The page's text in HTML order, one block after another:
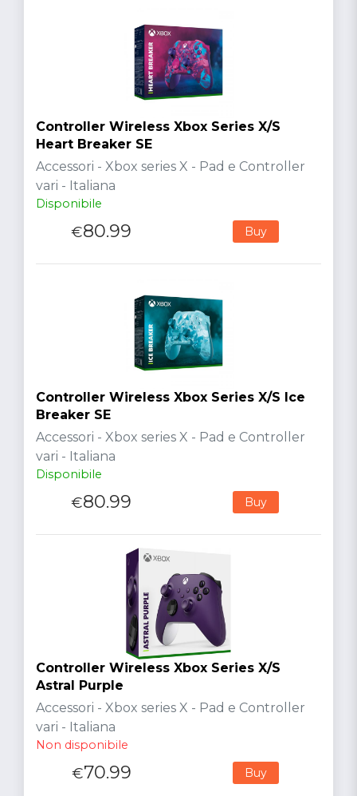
Controller Wireless Xbox Series X/S
Heart Breaker SE
Accessori - Xbox series X - Pad e Controller
vari - Italiana
Disponibile
€80.99 Buy
Controller Wireless Xbox Series X/S Ice
Breaker SE
Accessori - Xbox series X - Pad e Controller
vari - Italiana
Disponibile
€80.99 Buy
Controller Wireless Xbox Series X/S
Astral Purple
Accessori - Xbox series X - Pad e Controller
vari - Italiana
Non disponibile
€70.99 Buy